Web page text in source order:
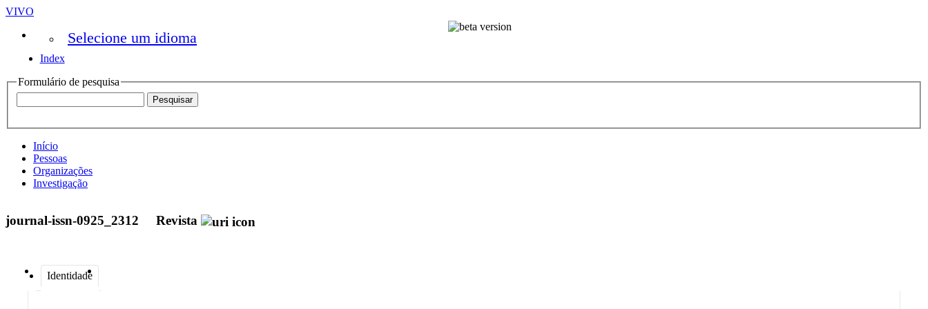
VIVO
Selecione um idioma
Index
Formulário de pesquisa
Início
Pessoas
Organizações
Investigação
journal-issn-0925_2312 Revista
Identidade